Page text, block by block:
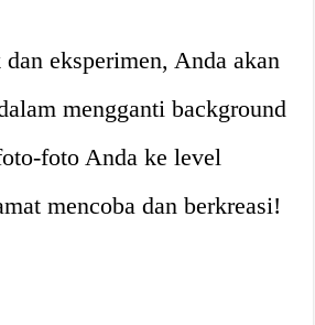
eksperimen, Anda akan
mengganti background
foto Anda ke level
mencoba dan berkreasi!